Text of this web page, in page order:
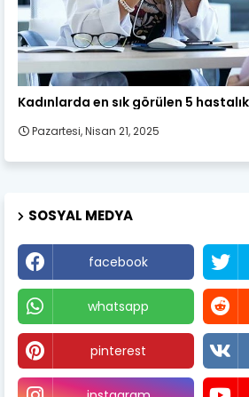
Kadın Sağlığı
Kadınlarda en sık görülen 5
Pazartesi, Nisan 21, 2025
SOSYAL MEDYA
facebook
whatsapp
pinterest